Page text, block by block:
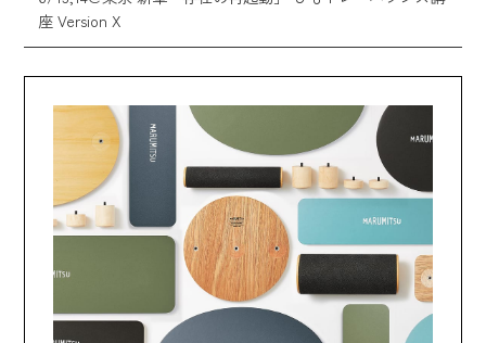
座 Version X